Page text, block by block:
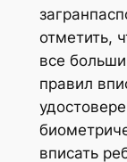
отметить,
все
правил
вписать